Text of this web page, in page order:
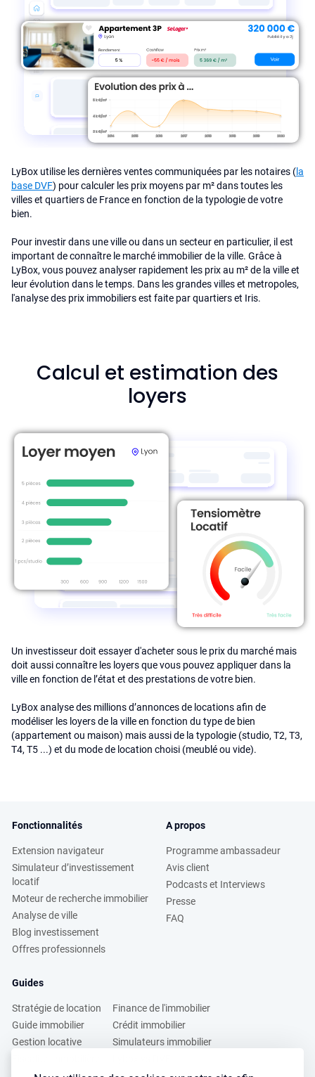
LyBox utilise les dernières ventes communiquées par les notaires (la
base DVF) pour calculer les prix moyens par m² dans toutes les
villes et quartiers de France en fonction de la typologie de votre
bien.
Pour investir dans une ville ou dans un secteur en particulier, il est
important de connaître le marché immobilier de la ville. Grâce à
LyBox, vous pouvez analyser rapidement les prix au m² de la ville et
leur évolution dans le temps. Dans les grandes villes et metropoles,
l'analyse des prix immobiliers est faite par quartiers et Iris.
Calcul et estimation des
loyers
Un investisseur doit essayer d'acheter sous le prix du marché mais
doit aussi connaître les loyers que vous pouvez appliquer dans la
ville en fonction de l’état et des prestations de votre bien.
LyBox analyse des millions d’annonces de locations afin de
modéliser les loyers de la ville en fonction du type de bien
(appartement ou maison) mais aussi de la typologie (studio, T2, T3,
T4, T5 ...) et du mode de location choisi (meublé ou vide).
Fonctionnalités
Extension navigateur
Simulateur d’investissement
locatif
Moteur de recherche immobilier
Analyse de ville
Blog investissement
Offres professionnels
A propos
Programme ambassadeur
Avis client
Podcasts et Interviews
Presse
FAQ
Guides
Stratégie de location
Guide immobilier
Gestion locative
Finance de l'immobilier
Crédit immobilier
Simulateurs immobilier